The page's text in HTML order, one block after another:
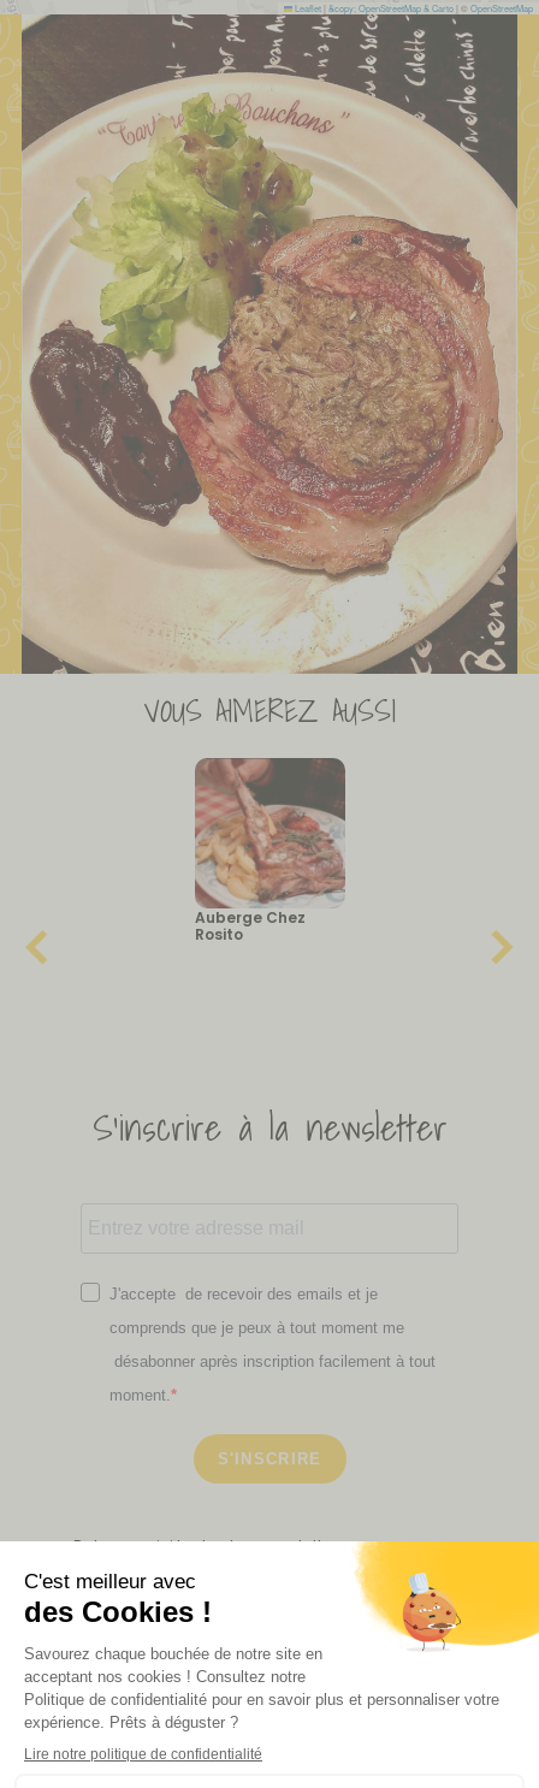
Leaflet &copy; OpenStreetMap & Carto | ©OpenStreetMap
VOUS AIMEREZ AUSSI
Auberge Chez
Rosito
S'inscrire à la newsletter
J'accepte de recevoir des emails et je
comprends que je peux à tout moment me
désabonner après inscription facilement à tout
moment.
S'INSCRIRE
Retrouvez ici toutes les newsletters que vous avez
VOIR NOS PARTENAIRES
LA BOUTIQUE